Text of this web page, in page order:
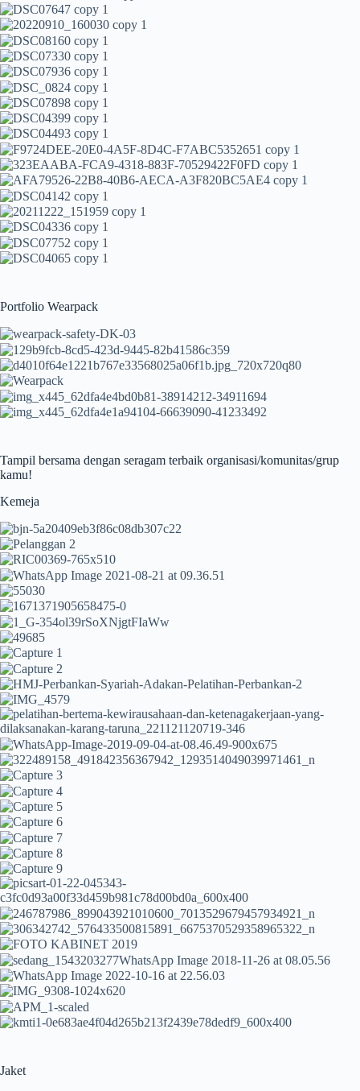
Portfolio Wearpack
Tampil bersama dengan seragam terbaik organisasi/komunitas/grup
kamu!
Kemeja
Jaket